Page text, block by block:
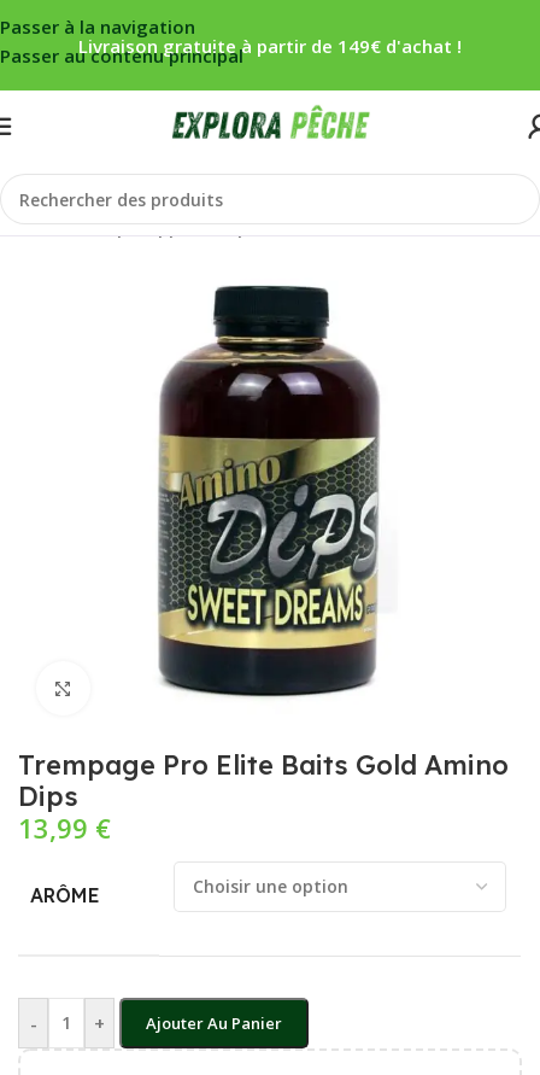
Passer à la navigation
Passer au contenu principal
Livraison gratuite à partir de 149€ d'achat !
Accueil/Carpe/Appâts/Liquides/booster
Cliquez pour agrandir
Trempage Pro Elite Baits Gold Amino
Dips
13,99 €
ARÔME
- + Ajouter Au Panier